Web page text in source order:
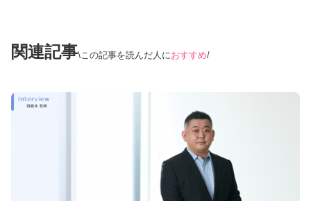
関連記事 この記事を読んだ人におすすめ